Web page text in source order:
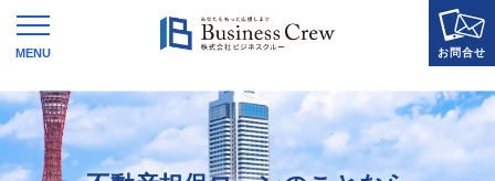
WEBで解決！
お申込みフォーム